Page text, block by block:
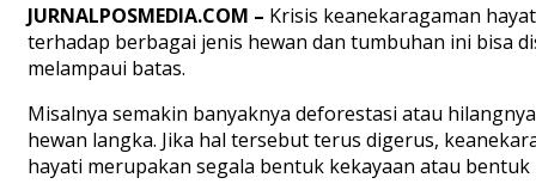
JURNALPOSMEDIA.COM – Krisis keanekaragaman
terhadap berbagai jenis hewan dan tumbuhan ini bisa
melampaui batas.
Misalnya semakin banyaknya deforestasi atau
hewan langka. Jika hal tersebut terus digerus,
hayati merupakan segala bentuk kekayaan atau